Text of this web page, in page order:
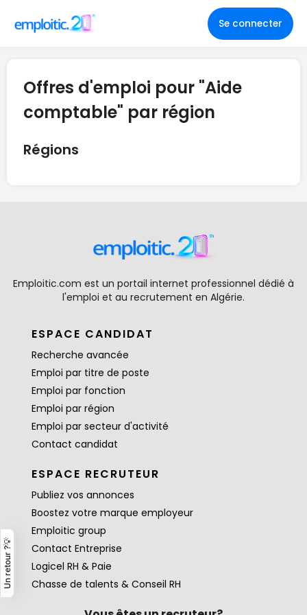
Se connecter
Offres d'emploi pour "Aide
comptable" par région
Régions
Emploitic.com est un portail internet professionnel dédié à
l'emploi et au recrutement en Algérie.
ESPACE CANDIDAT
Recherche avancée
Emploi par titre de poste
Emploi par fonction
Emploi par région
Emploi par secteur d'activité
Contact candidat
ESPACE RECRUTEUR
Publiez vos annonces
Boostez votre marque employeur
Emploitic group
Contact Entreprise
Logicel RH & Paie
Chasse de talents & Conseil RH
Un retour ?💡